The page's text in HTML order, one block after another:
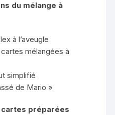
du mélange à
à l’aveugle
mélangées à
simplifié
de Mario »
cartes préparées